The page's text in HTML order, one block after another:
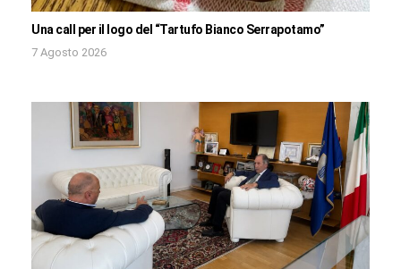
Una call per il logo del “Tartufo Bianco Serrapotamo”
7 Agosto 2026